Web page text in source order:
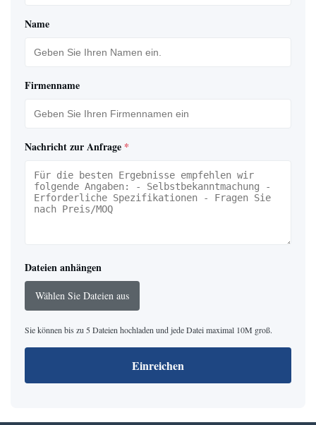
Name
Firmenname
Nachricht zur Anfrage *
Dateien anhängen
Wählen Sie Dateien aus
Sie können bis zu 5 Dateien hochladen und jede Datei maximal 10M groß.
Einreichen